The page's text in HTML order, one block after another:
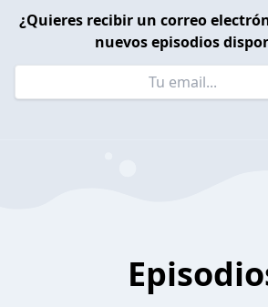
¿Quieres recibir un correo
nuevos episodios